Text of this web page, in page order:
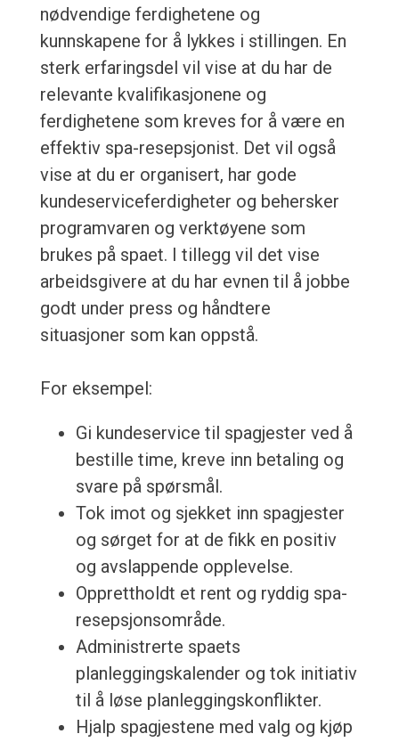
nødvendige ferdighetene og
kunnskapene for å lykkes i stillingen. En
sterk erfaringsdel vil vise at du har de
relevante kvalifikasjonene og
ferdighetene som kreves for å være en
effektiv spa-resepsjonist. Det vil også
vise at du er organisert, har gode
kundeserviceferdigheter og behersker
programvaren og verktøyene som
brukes på spaet. I tillegg vil det vise
arbeidsgivere at du har evnen til å jobbe
godt under press og håndtere
situasjoner som kan oppstå.
For eksempel:
Gi kundeservice til spagjester ved å
bestille time, kreve inn betaling og
svare på spørsmål.
Tok imot og sjekket inn spagjester
og sørget for at de fikk en positiv
og avslappende opplevelse.
Opprettholdt et rent og ryddig spa-
resepsjonsområde.
Administrerte spaets
planleggingskalender og tok initiativ
til å løse planleggingskonflikter.
Hjalp spagjestene med valg og kjøp